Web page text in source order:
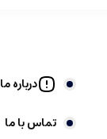
درباره ما
تماس با ما